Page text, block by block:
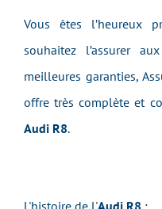
Vous êtes l’heureux
souhaitez l’assurer
meilleures garanties,
offre très complète et
Audi R8.
L'histoire de l'Audi R8 :